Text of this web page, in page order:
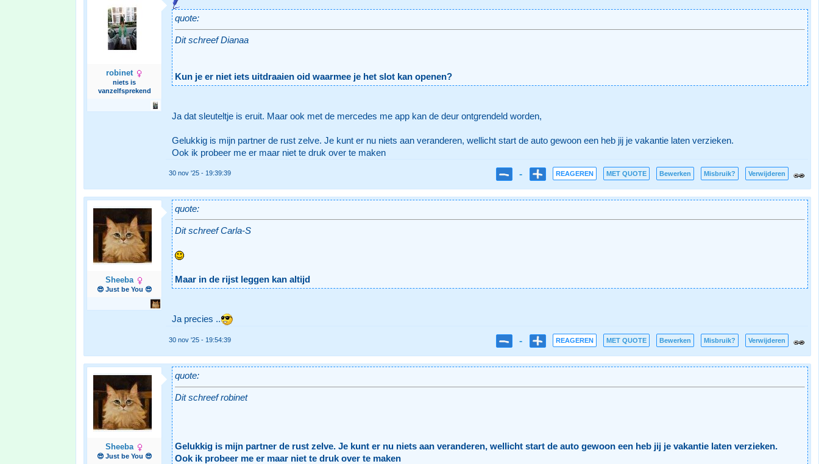
robinet
niets is
vanzelfsprekend
quote:
Dit schreef Dianaa
Kun je er niet iets uitdraaien oid waarmee je het slot kan openen?
Ja dat sleuteltje is eruit. Maar ook met de mercedes me app kan de deur ontgrendeld worden,
Gelukkig is mijn partner de rust zelve. Je kunt er nu niets aan veranderen, wellicht start de auto gewoon een heb jij je vakantie laten verzieken.
Ook ik probeer me er maar niet te druk over te maken
30 nov '25 - 19:39:39 - REAGEREN MET QUOTE Bewerken Misbruik? Verwijderen
Sheeba
😎 Just be You 😎
quote:
Dit schreef Carla-S
Maar in de rijst leggen kan altijd
Ja precies ..
30 nov '25 - 19:54:39 - REAGEREN MET QUOTE Bewerken Misbruik? Verwijderen
Sheeba
😎 Just be You 😎
quote:
Dit schreef robinet
Gelukkig is mijn partner de rust zelve. Je kunt er nu niets aan veranderen, wellicht start de auto gewoon een heb jij je vakantie laten verzieken.
Ook ik probeer me er maar niet te druk over te maken